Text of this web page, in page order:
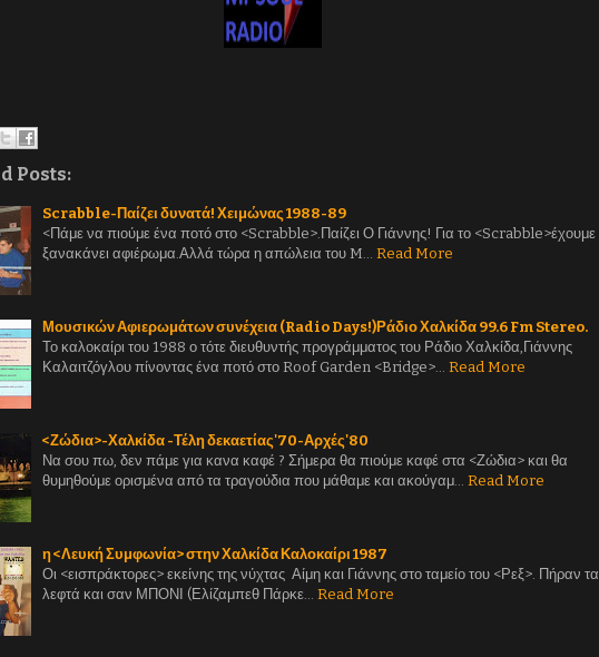
Posts:
Scrabble-Παίζει δυνατά! Χειμώνας 1988-89
<Πάμε να πιούμε ένα ποτό στο <Scrabble>.Παίζει Ο Γιάννης! Για το <Scrabble>έχουμε
ξανακάνει αφιέρωμα.Αλλά τώρα η απώλεια του M…
Read More
Μουσικών Αφιερωμάτων συνέχεια (Radio Days!)Ράδιο Χαλκίδα 99.6 Fm Stereo.
Το καλοκαίρι του 1988 ο τότε διευθυντής προγράμματος του Ράδιο Χαλκίδα,Γιάννης
Καλαιτζόγλου πίνοντας ένα ποτό στο Roof Garden <Bridge>…
Read More
<Ζώδια>-Χαλκίδα -Τέλη δεκαετίας'70-Αρχές'80
Να σου πω, δεν πάμε για κανα καφέ ? Σήμερα θα πιούμε καφέ στα <Ζώδια> και θα
θυμηθούμε ορισμένα από τα τραγούδια που μάθαμε και ακούγαμ…
Read More
η <Λευκή Συμφωνία> στην Χαλκίδα Καλοκαίρι 1987
Οι <εισπράκτορες> εκείνης της νύχτας Αίμη και Γιάννης στο ταμείο του <Ρεξ>. Πήραν τα
λεφτά και σαν ΜΠΟΝΙ (Ελίζαμπεθ Πάρκε…
Read More